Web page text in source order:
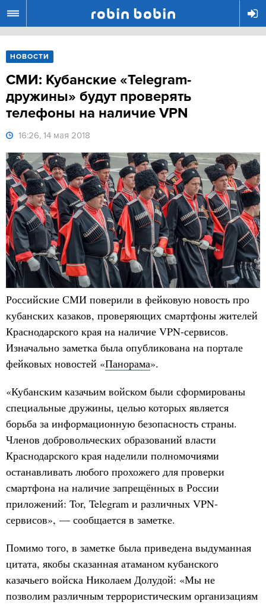
НОВОСТИ
СМИ: Кубанские «Telegram-
дружины» будут проверять
телефоны на наличие VPN
16:26, 14 мая 2018
Российские СМИ поверили в фейковую новость про
кубанских казаков, проверяющих смартфоны жителей
Краснодарского края на наличие VPN-сервисов.
Изначально заметка была опубликована на портале
фейковых новостей «Панорама».
«Кубанским казачьим войском были сформированы
специальные дружины, целью которых является
борьба за информационную безопасность страны.
Членов добровольческих образований власти
Краснодарского края наделили полномочиями
останавливать любого прохожего для проверки
смартфона на наличие запрещённых в России
приложений: Tor, Telegram и различных VPN-
сервисов», — сообщается в заметке.
Помимо того, в заметке была приведена выдуманная
цитата, якобы сказанная атаманом кубанского
казачьего войска Николаем Долудой: «Мы не
позволим различным террористическим организациям